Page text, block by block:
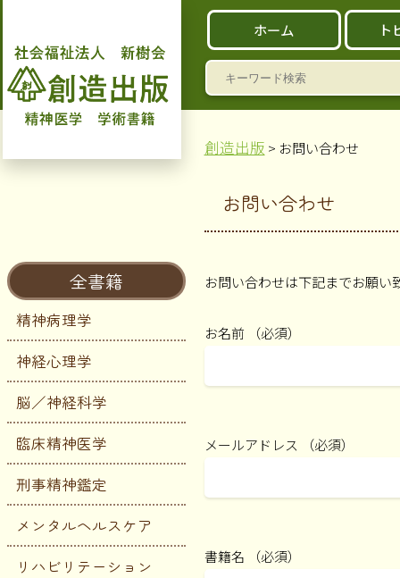
ホーム ト
検
索:
全書籍
精神病理学
神経心理学
脳／神経科学
臨床精神医学
刑事精神鑑定
メンタルヘルスケア
リハビリテーション
創造出版 > お問い合わせ
お問い合わせ
お問い合わせは下記までお願い
お名前 （必須）
メールアドレス （必須）
書籍名 （必須）